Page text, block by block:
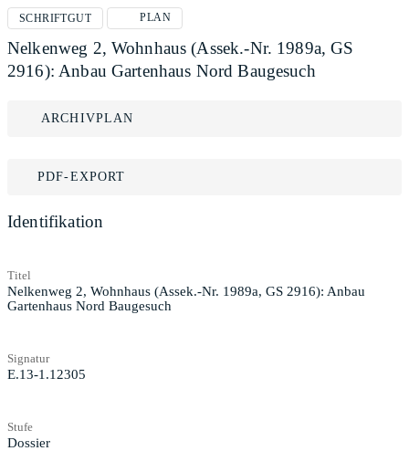
SCHRIFTGUT PLAN
Nelkenweg 2, Wohnhaus (Assek.-Nr. 1989a, GS
2916): Anbau Gartenhaus Nord Baugesuch
ARCHIVPLAN
PDF-EXPORT
Identifikation
Titel
Nelkenweg 2, Wohnhaus (Assek.-Nr. 1989a, GS 2916): Anbau
Gartenhaus Nord Baugesuch
Signatur
E.13-1.12305
Stufe
Dossier